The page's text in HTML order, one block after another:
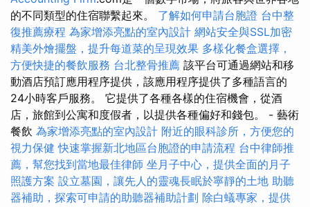
的不同類型的住宿聯繫起來。 了解如何申請台胞證 台中整
復推薦療程 為家增添亮點的室內設計 網站安全與SSL加密
精美外燴擺盤，提升每道菜的呈現效果 多樣化餐盒選擇，
方便快捷的餐飲服務 台北整骨推薦 該平台可通過網站和移
動酒店預訂應用程序提供，該應用程序提供了多種語言的
24小時客戶服務。 它提供了各種各樣的住宿機會，從酒
店，旅館到公寓和度假者，以提供各種偏好和錢包。 - 藝術
餐飲 為家增添亮點的室內設計 附近的眼科診所，方便您的
視力保健 快速掌握新北地區台胞證的申請流程 台中律師推
薦，幫您找到當地最佳律師 坐月子中心，提供全面的月子
照護方案 設立墓園，讓先人的靈魂長眠於寧靜的土地 助聽
器補助，探索可申請的助聽器補助計劃 除白蟻專家，提供